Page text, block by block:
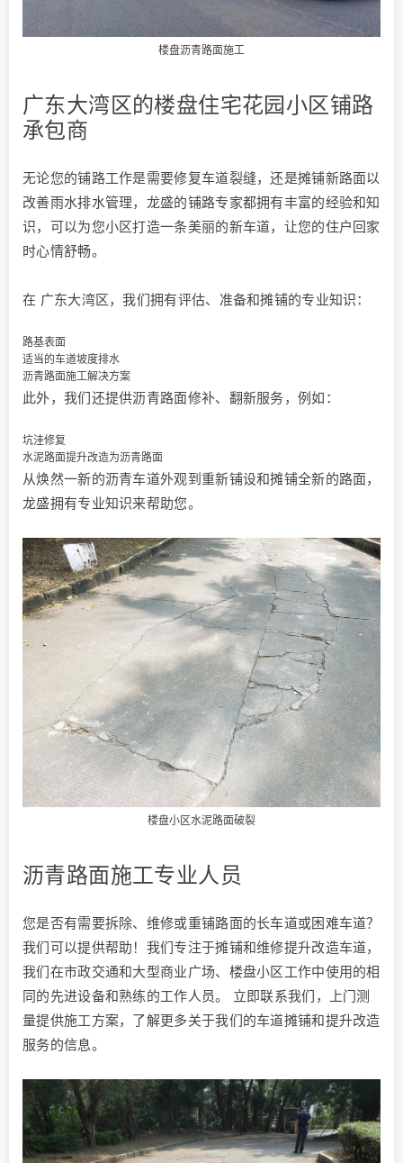
楼盘沥青路面施工
广东大湾区的楼盘住宅花园小区铺路
承包商
无论您的铺路工作是需要修复车道裂缝，还是摊铺新路面以
改善雨水排水管理，龙盛的铺路专家都拥有丰富的经验和知
识，可以为您小区打造一条美丽的新车道，让您的住户回家
时心情舒畅。
在 广东大湾区，我们拥有评估、准备和摊铺的专业知识：
路基表面
适当的车道坡度排水
沥青路面施工解决方案
此外，我们还提供沥青路面修补、翻新服务，例如：
坑洼修复
水泥路面提升改造为沥青路面
从焕然一新的沥青车道外观到重新铺设和摊铺全新的路面，
龙盛拥有专业知识来帮助您。
楼盘小区水泥路面破裂
沥青路面施工专业人员
您是否有需要拆除、维修或重铺路面的长车道或困难车道？
我们可以提供帮助！我们专注于摊铺和维修提升改造车道，
我们在市政交通和大型商业广场、楼盘小区工作中使用的相
同的先进设备和熟练的工作人员。 立即联系我们，上门测
量提供施工方案，了解更多关于我们的车道摊铺和提升改造
服务的信息。